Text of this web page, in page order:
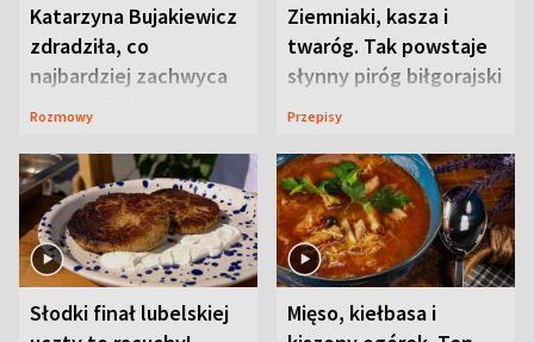
Katarzyna Bujakiewicz
zdradziła, co
najbardziej zachwyca
ją w Lublinie
Rozmowy
Ziemniaki, kasza i
twaróg. Tak powstaje
słynny piróg biłgorajski
Przepisy
Słodki finał lubelskiej
Mięso, kiełbasa i